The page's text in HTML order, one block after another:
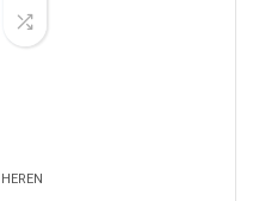
HEREN